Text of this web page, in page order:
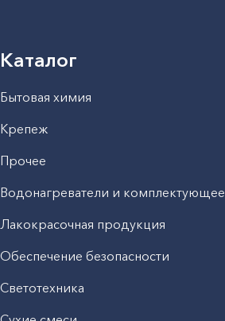
Каталог
Бытовая химия
Крепеж
Прочее
Водонагреватели и комплектующее
Лакокрасочная продукция
Обеспечение безопасности
Светотехника